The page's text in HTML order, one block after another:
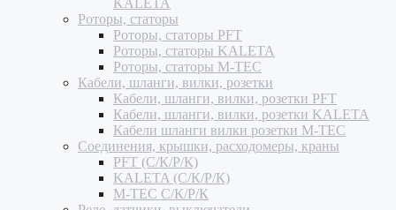
KALETA
Роторы, статоры
Роторы, статоры PFT
Роторы, статоры KALETA
Роторы, статоры M-TEC
Кабели, шланги, вилки, розетки
Кабели, шланги, вилки, розетки PFT
Кабели, шланги, вилки, розетки KALETA
Кабели шланги вилки розетки M-TEC
Соединения, крышки, расходомеры, краны
PFT (С/К/Р/К)
KALETA (С/К/Р/К)
M-TEC С/К/Р/К